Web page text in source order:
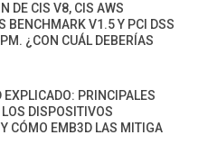
DE CIS V8, CIS AWS
BENCHMARK V1.5 Y PCI DSS
¿CON CUÁL DEBERÍAS
EXPLICADO: PRINCIPALES
DISPOSITIVOS
Y CÓMO EMB3D LAS MITIGA